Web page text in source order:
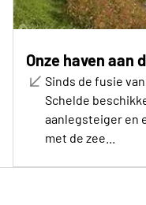
Onze haven aan
Sinds de fusie
Schelde
aanlegsteiger en
met de zee...